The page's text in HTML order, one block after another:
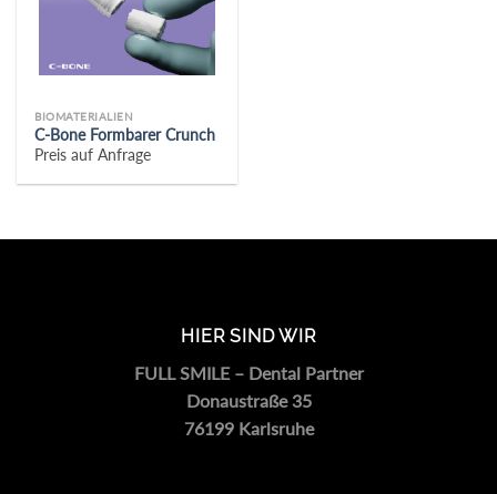
BIOMATERIALIEN
C-Bone Formbarer Crunch
Preis auf Anfrage
HIER SIND WIR
FULL SMILE – Dental Partner
Donaustraße 35
76199 Karlsruhe